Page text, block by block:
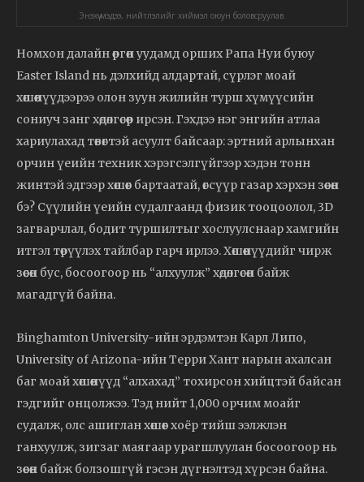
Энэхүү мэдээ, нийтлэлийг хиймэл оюун боловсруулав.
Номхон далайн өргөн уудамд орших Рапа Нуи буюу
Easter Island нь дэлхийд алдартай, сүрлэг моай
хөшөөнүүдээрээ олон зуун жилийн турш хүмүүсийн
сониуч занг хөдөлгөсөөр ирсэн. Гэхдээ нэг энгийн атлаа
хариулахад төвөгтэй асуулт байсаар: эртний арлынхан
орчин үеийн техник хэрэгсэлгүйгээр хэдэн тонн
жинтэй эдгээр хөшөөг бартаатай, өгсүүр газар хэрхэн зөөсөн
бэ? Сүүлийн үеийн судалгаанд физик тооцоолол, 3D
загварчлал, бодит туршилтыг хослуулснаар хамгийн
итгэл төрүүлэх тайлбар гарч ирлээ. Хөшөөнүүдийг чирж
зөөсөн бус, босоогоор нь “алхуулж” хөдөлгөсөн байж
магадгүй байна.
Binghamton University-ийн эрдэмтэн Карл Липо,
University of Arizona-ийн Терри Хант нарын ахалсан
баг моай хөшөөнүүд “алхахад” тохирсон хийцтэй байсан
гэдгийг онцолжээ. Тэд нийт 1,000 орчим моайг
судалж, олс ашиглан хөшөөг хоёр тийш ээлжлэн
ганхуулж, зигзаг маягаар урагшлуулан босоогоор нь
зөөсөн байж болзошгүй гэсэн дүгнэлтэд хүрсэн байна.